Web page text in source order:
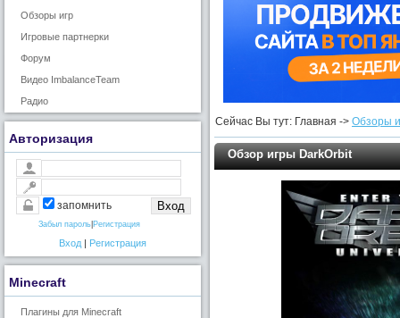
Обзоры игр
Игровые партнерки
Форум
Видео ImbalanceTeam
Радио
Авторизация
запомнить
Забыл пароль Регистрация
Вход | Регистрация
Minecraft
Плагины для Minecraft
Сейчас Вы тут: Главная -> Обзоры
Обзор игры DarkOrbit